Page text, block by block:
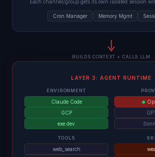
Each channel/group gets its own isolated session
Cron Manager Memory Mgmt
BUILDS CONTEXT + CALLS LLM
LAYER 3: AGENT RUNTIME
ENVIRONMENT
Claude Code
GCP
exe.dev
TOOLS
web_search